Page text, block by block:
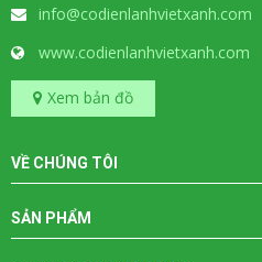
info@codienlanhvietxanh.com
www.codienlanhvietxanh.com
Xem bản đồ
VỀ CHÚNG TÔI
SẢN PHẨM